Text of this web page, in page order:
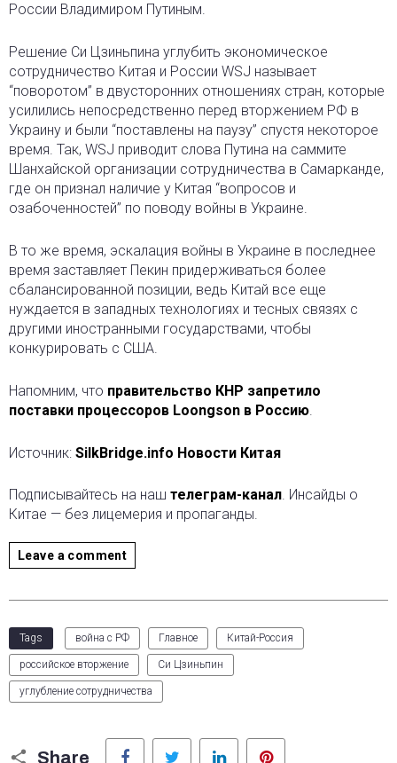
России Владимиром Путиным.
Решение Си Цзиньпина углубить экономическое
сотрудничество Китая и России WSJ называет
“поворотом” в двусторонних отношениях стран, которые
усилились непосредственно перед вторжением РФ в
Украину и были “поставлены на паузу” спустя некоторое
время. Так, WSJ приводит слова Путина на саммите
Шанхайской организации сотрудничества в Самарканде,
где он признал наличие у Китая “вопросов и
озабоченностей” по поводу войны в Украине.
В то же время, эскалация войны в Украине в последнее
время заставляет Пекин придерживаться более
сбалансированной позиции, ведь Китай все еще
нуждается в западных технологиях и тесных связях с
другими иностранными государствами, чтобы
конкурировать с США.
Напомним, что правительство КНР запретило
поставки процессоров Loongson в Россию.
Источник: SilkBridge.info Новости Китая
Подписывайтесь на наш телеграм-канал. Инсайды о
Китае — без лицемерия и пропаганды.
Leave a comment
Tags война с РФ Главное Китай-Россия
российское вторжение Си Цзиньпин
углубление сотрудничества
Share
Facebook Twitter LinkedIn